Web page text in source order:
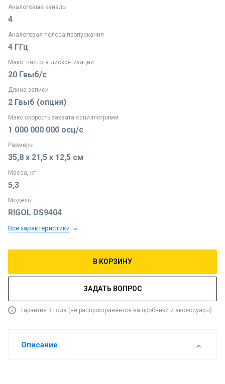
Аналоговые каналы
4
Аналоговая полоса пропускания
4 ГГц
Макс. частота дискретизации
20 Гвыб/с
Длина записи
2 Гвыб (опция)
Макс.скорость захвата осциллограмм
1 000 000 000 осц/с
Размеры
35,8 х 21,5 х 12,5 см
Масса, кг
5,3
Модель
RIGOL DS9404
Все характеристики
В КОРЗИНУ
ЗАДАТЬ ВОПРОС
Гарантия 3 года (не распространяется на пробники и аксессуары)
Описание